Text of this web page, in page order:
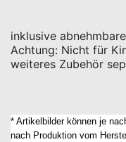
inklusive
Achtung: Nicht für
weiteres Zubehör
* Artikelbilder können je
nach Produktion vom